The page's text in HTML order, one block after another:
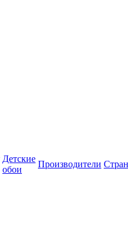
Детские
обои
Производители